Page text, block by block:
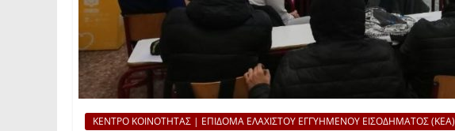
ΚΕΝΤΡΟ ΚΟΙΝΟΤΗΤΑΣ | ΕΠΙΔΟΜΑ ΕΛΑΧΙΣΤΟΥ ΕΓΓΥΗΜΕΝΟΥ ΕΙΣΟΔΗΜΑΤΟΣ (ΚΕΑ)